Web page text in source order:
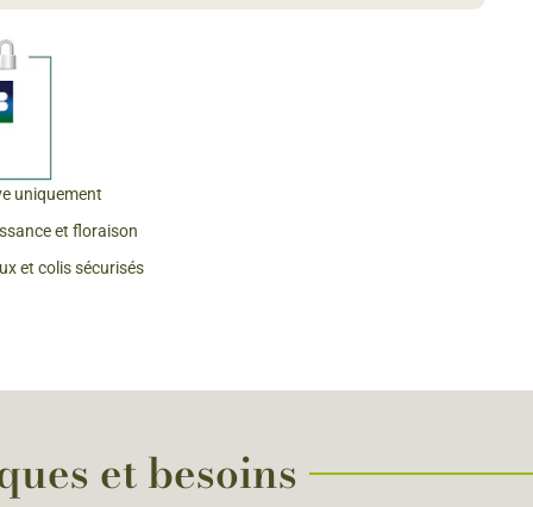
& Graines Spéciales Fraîcheur
de A à Z
uniquement
et floraison
et colis sécurisés
et besoins